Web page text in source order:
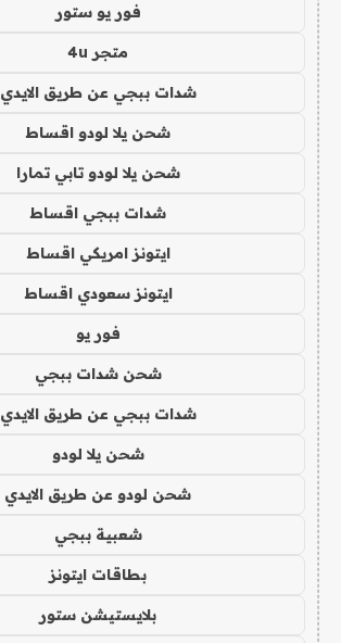
فور يو ستور
متجر 4u
شدات ببجي عن طريق الايدي
شحن يلا لودو اقساط
شحن يلا لودو تابي تمارا
شدات ببجي اقساط
ايتونز امريكي اقساط
ايتونز سعودي اقساط
فور يو
شحن شدات ببجي
شدات ببجي عن طريق الايدي
شحن يلا لودو
شحن لودو عن طريق الايدي
شعبية ببجي
بطاقات ايتونز
بلايستيشن ستور